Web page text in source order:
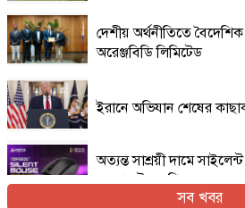
দেশীয় অর্থনীতিতে
অরেঞ্জবিডি লিমিটেড
ইরানে অভিযান শেষের
অত্যন্ত সাশ্রয়ী দামে
এফোরটেক ওপি-৫৫০এস
সব খবর